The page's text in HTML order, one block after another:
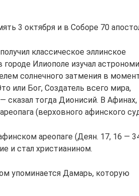
3 октября и в Соборе 70
классическое эллинское
городе Илиополе изучал
солнечного затмения в
или Бог, Создатель всего мира,
сказал тогда Дионисий. В Афинах,
(верховного афинского
ареопаге (Деян. 17, 16 —
и стал христианином.
упоминается Дамарь, которую